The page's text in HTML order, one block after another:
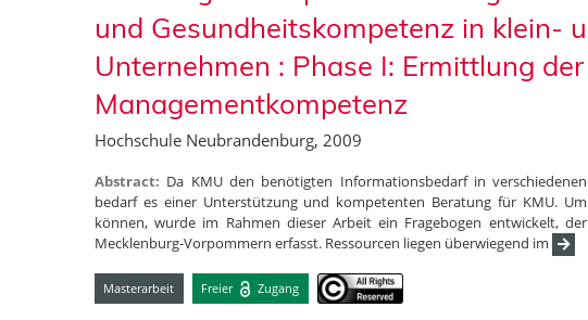
und Gesundheitskompetenz in klein-
Unternehmen : Phase I: Ermittlung
Managementkompetenz
Hochschule Neubrandenburg, 2009
Abstract: Da KMU den benötigten Informationsbedarf in
bedarf es einer Unterstützung und kompetenten Beratung für KMU.
können, wurde im Rahmen dieser Arbeit ein Fragebogen entwickelt,
Mecklenburg-Vorpommern erfasst. Ressourcen liegen überwiegend im
Masterarbeit Freier Zugang